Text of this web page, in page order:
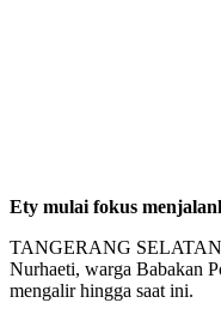
Ety mulai fokus
TANGERANG SELATAN
Nurhaeti, warga Babakan
mengalir hingga saat ini.